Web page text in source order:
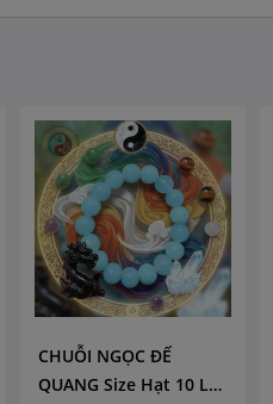
CHUỖI NGỌC ĐẾ
QUANG Size Hạt 10 LY